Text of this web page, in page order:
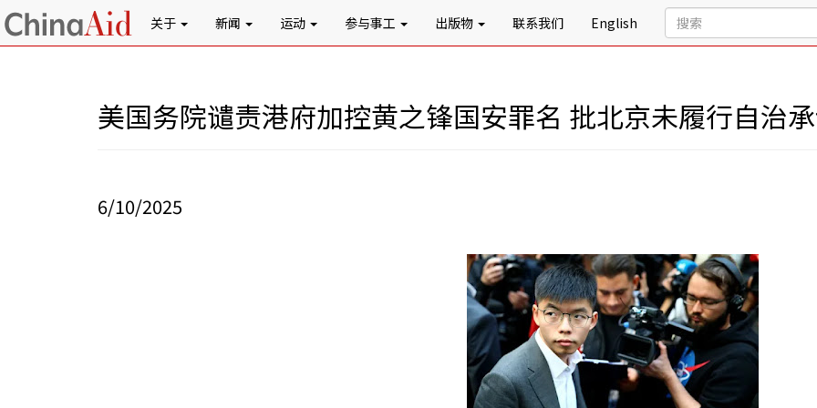
关于 新闻 运动 参与事工 出版物 联系我们 English
美国务院谴责港府加控黄之锋国安罪名 批北京未履行自治
6/10/2025